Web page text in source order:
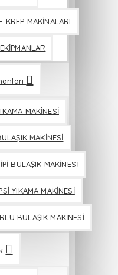
KREP MAKİNALARI
MAKİNESİ
MAKİNESİ
BULAŞIK MAKİNESİ
YIKAMA MAKİNESİ
BULAŞIK MAKİNESİ